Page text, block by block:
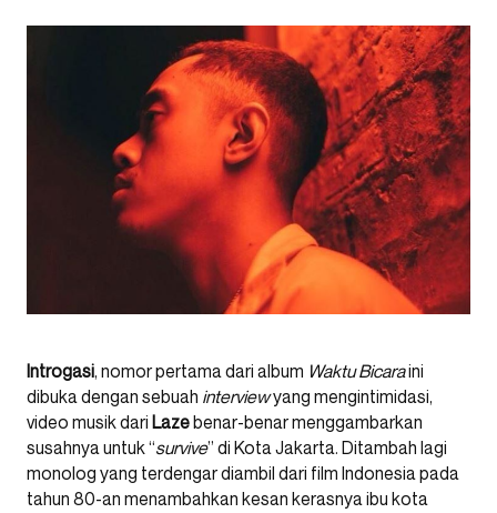
Introgasi, nomor pertama dari album Waktu Bicaraini
dibuka dengan sebuah interviewyang mengintimidasi,
video musik dari Lazebenar-benar menggambarkan
susahnya untuk “survive” di Kota Jakarta. Ditambah lagi
monolog yang terdengar diambil dari film Indonesia pada
tahun 80-an menambahkan kesan kerasnya ibu kota